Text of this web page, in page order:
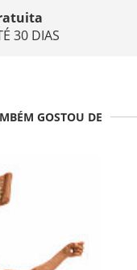
30 DIAS
GOSTOU DE